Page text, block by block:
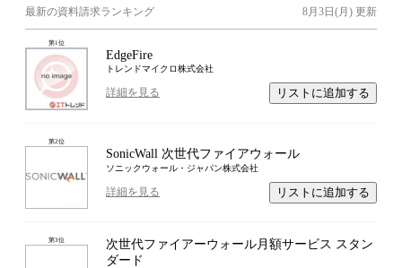
最新の資料請求ランキング 8月3日(月) 更新
第1位
EdgeFire
トレンドマイクロ株式会社
詳細を見る リストに追加する
第2位
SonicWall 次世代ファイアウォール
ソニックウォール・ジャパン株式会社
詳細を見る リストに追加する
第3位
次世代ファイアーウォール月額サービス スタン
ダード